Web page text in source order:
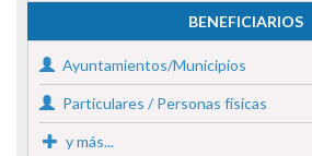
BENEFICIARIOS
Ayuntamientos/Municipios
Particulares / Personas físicas
y más...